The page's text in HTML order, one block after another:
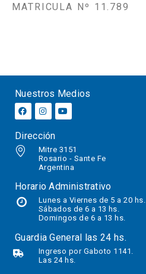
MATRICULA Nº 11.789
Nuestros Medios
Dirección
Mitre 3151
Rosario - Sante Fe
Argentina
Horario Administrativo
Lunes a Viernes de 5 a 20 hs.
Sábados de 6 a 13 hs.
Domingos de 6 a 13 hs.
Guardia General las 24 hs.
Ingreso por Gaboto 1141.
Las 24 hs.